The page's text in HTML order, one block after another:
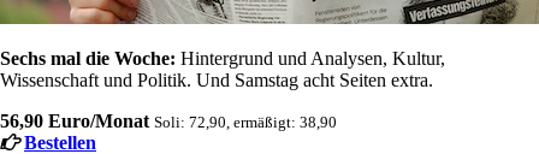
Sechs mal die Woche: Hintergrund und Analysen, Kultur,
Wissenschaft und Politik. Und Samstag acht Seiten extra.
56,90 Euro/Monat Soli: 72,90, ermäßigt: 38,90
Bestellen